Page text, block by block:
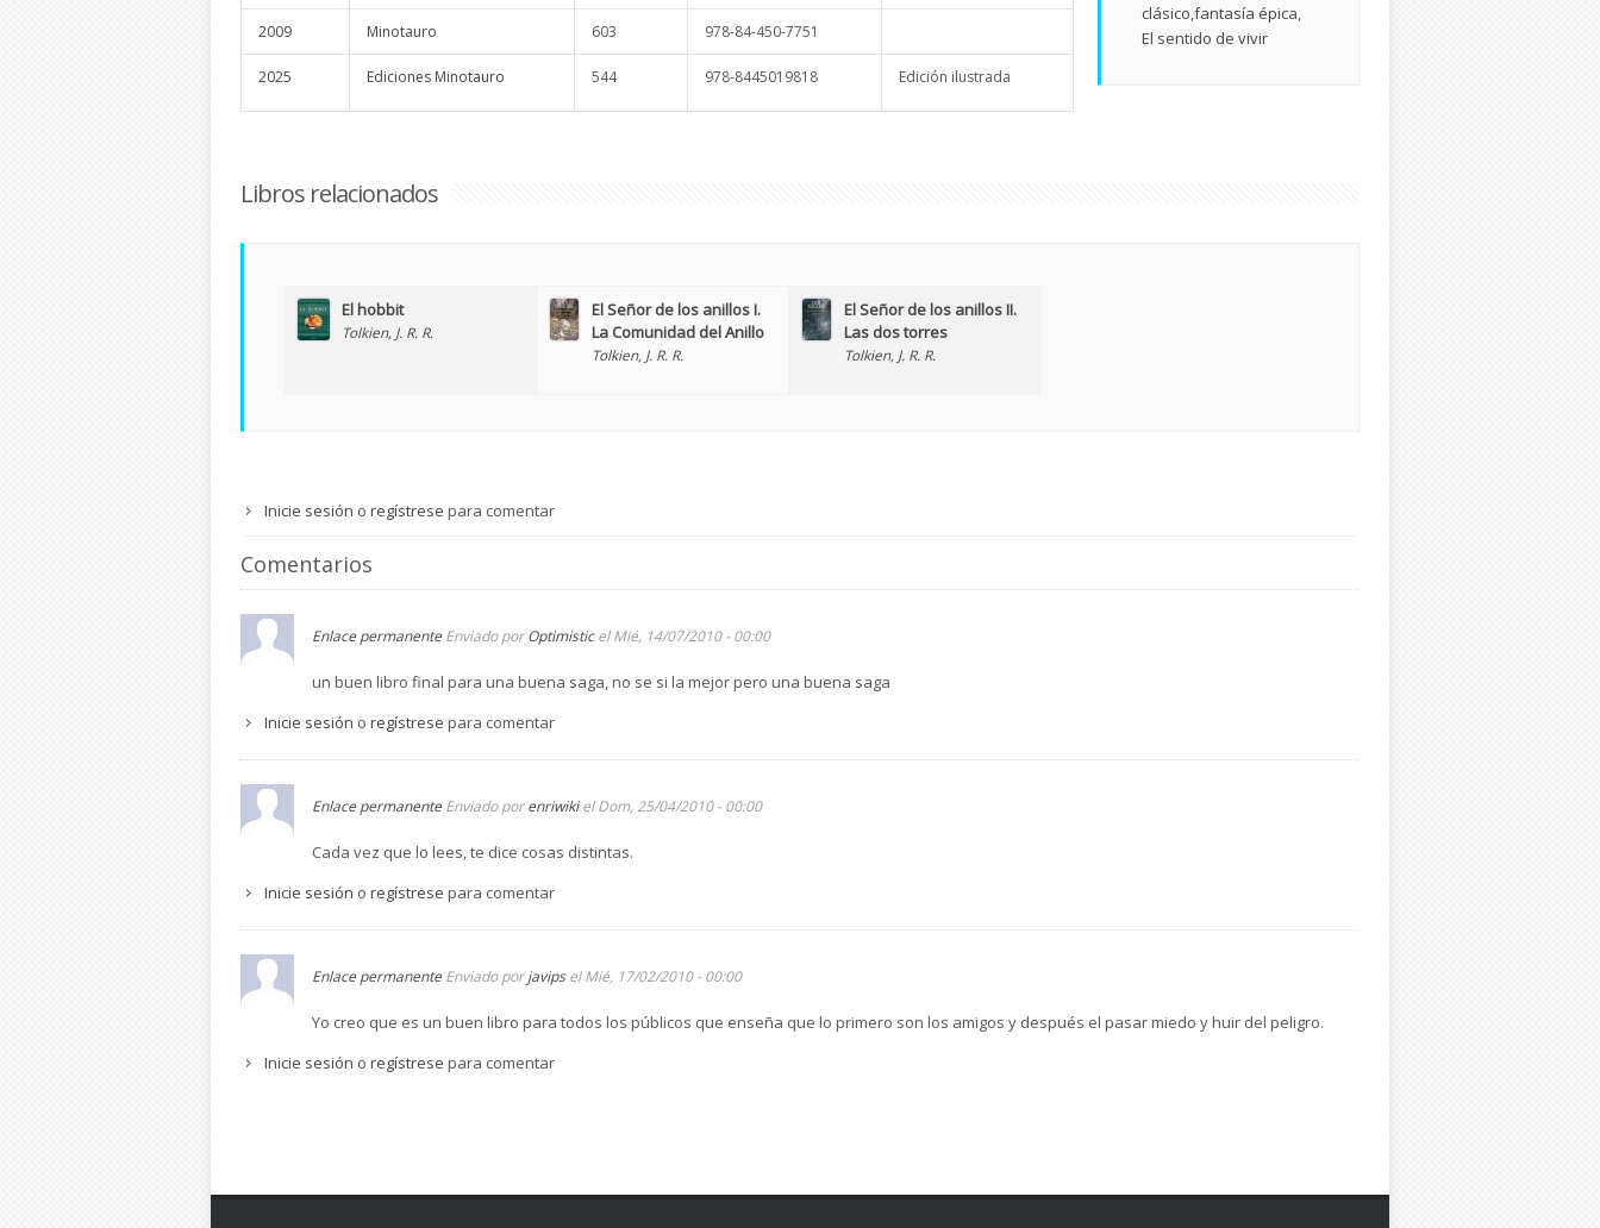
2009 Minotauro 603 978-84-450-7751
2025 Ediciones Minotauro 544 978-8445019818 Edición ilustrada
clásico fantasía épica
El sentido de vivir
Libros relacionados
El hobbit
Tolkien, J. R. R.
El Señor de los anillos I.
La Comunidad del Anillo
Tolkien, J. R. R.
El Señor de los anillos II.
Las dos torres
Tolkien, J. R. R.
Inicie sesión o regístrese para comentar
Comentarios
Enlace permanente Enviado porOptimisticel Mié, 14/07/2010 - 00:00
un buen libro final para una buena saga, no se si la mejor pero una buena saga
Inicie sesión o regístrese para comentar
Enlace permanente Enviado porenriwikiel Dom, 25/04/2010 - 00:00
Cada vez que lo lees, te dice cosas distintas.
Inicie sesión o regístrese para comentar
Enlace permanente Enviado porjavipsel Mié, 17/02/2010 - 00:00
Yo creo que es un buen libro para todos los públicos que enseña que lo primero son los amigos y después el pasar miedo y huir del peligro.
Inicie sesión o regístrese para comentar